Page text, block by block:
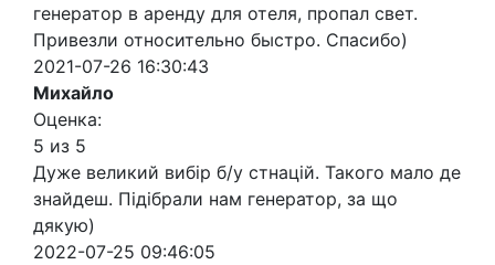
генератор в аренду для отеля, пропал свет.
Привезли относительно быстро. Спасибо)
2021-07-26 16:30:43
Михайло
Оценка:
5 из 5
Дуже великий вибір б/у стнацій. Такого мало де
знайдеш. Підібрали нам генератор, за що
дякую)
2022-07-25 09:46:05